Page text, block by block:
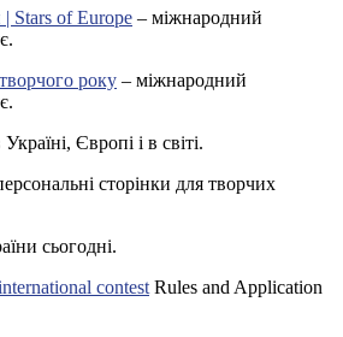
Stars of Europe – міжнародний
року – міжнародний
Україні, Європі і в світі.
сторінки для творчих
сьогодні.
contest Rules and Application